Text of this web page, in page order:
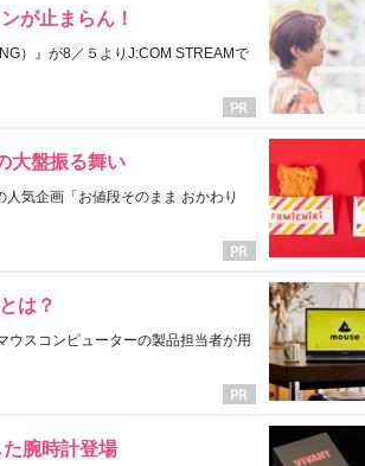
が止まらん！
）』が8／５よりJ:COM STREAMで
大盤振る舞い
気企画「お値段そのまま おかわり
は？
ウスコンピューターの製品担当者が用
腕時計登場